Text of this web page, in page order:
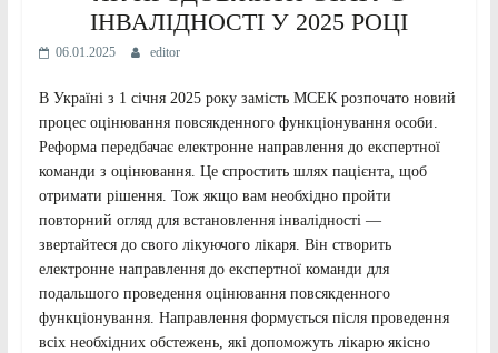
ІНВАЛІДНОСТІ У 2025 РОЦІ
06.01.2025 editor
В Україні з 1 січня 2025 року замість МСЕК розпочато новий
процес оцінювання повсякденного функціонування особи.
Реформа передбачає електронне направлення до експертної
команди з оцінювання. Це спростить шлях пацієнта, щоб
отримати рішення. Тож якщо вам необхідно пройти
повторний огляд для встановлення інвалідності —
звертайтеся до свого лікуючого лікаря. Він створить
електронне направлення до експертної команди для
подальшого проведення оцінювання повсякденного
функціонування. Направлення формується після проведення
всіх необхідних обстежень, які допоможуть лікарю якісно